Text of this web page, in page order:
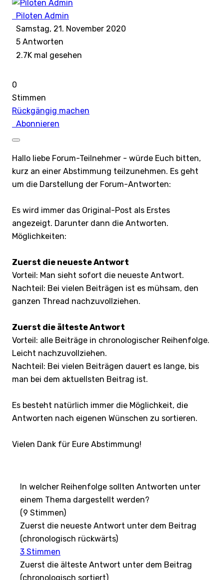
Piloten Admin
Samstag, 21. November 2020
5 Antworten
2.7K mal gesehen
0
Stimmen
Rückgängig machen
Abonnieren
Hallo liebe Forum-Teilnehmer - würde Euch bitten,
kurz an einer Abstimmung teilzunehmen. Es geht
um die Darstellung der Forum-Antworten:
Es wird immer das Original-Post als Erstes
angezeigt. Darunter dann die Antworten.
Möglichkeiten:
Zuerst die neueste Antwort
Vorteil: Man sieht sofort die neueste Antwort.
Nachteil: Bei vielen Beiträgen ist es mühsam, den
ganzen Thread nachzuvollziehen.
Zuerst die älteste Antwort
Vorteil: alle Beiträge in chronologischer Reihenfolge.
Leicht nachzuvollziehen.
Nachteil: Bei vielen Beiträgen dauert es lange, bis
man bei dem aktuellsten Beitrag ist.
Es besteht natürlich immer die Möglichkeit, die
Antworten nach eigenen Wünschen zu sortieren.
Vielen Dank für Eure Abstimmung!
In welcher Reihenfolge sollten Antworten unter
einem Thema dargestellt werden?
(9 Stimmen)
Zuerst die neueste Antwort unter dem Beitrag
(chronologisch rückwärts)
3 Stimmen
Zuerst die älteste Antwort unter dem Beitrag
(chronologisch sortiert)